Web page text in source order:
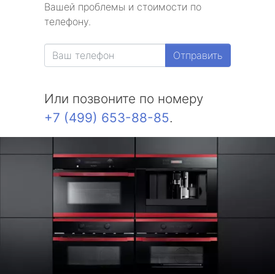
Вашей проблемы и стоимости по
телефону.
Отправить
Или позвоните по номеру
+7 (499) 653-88-85.